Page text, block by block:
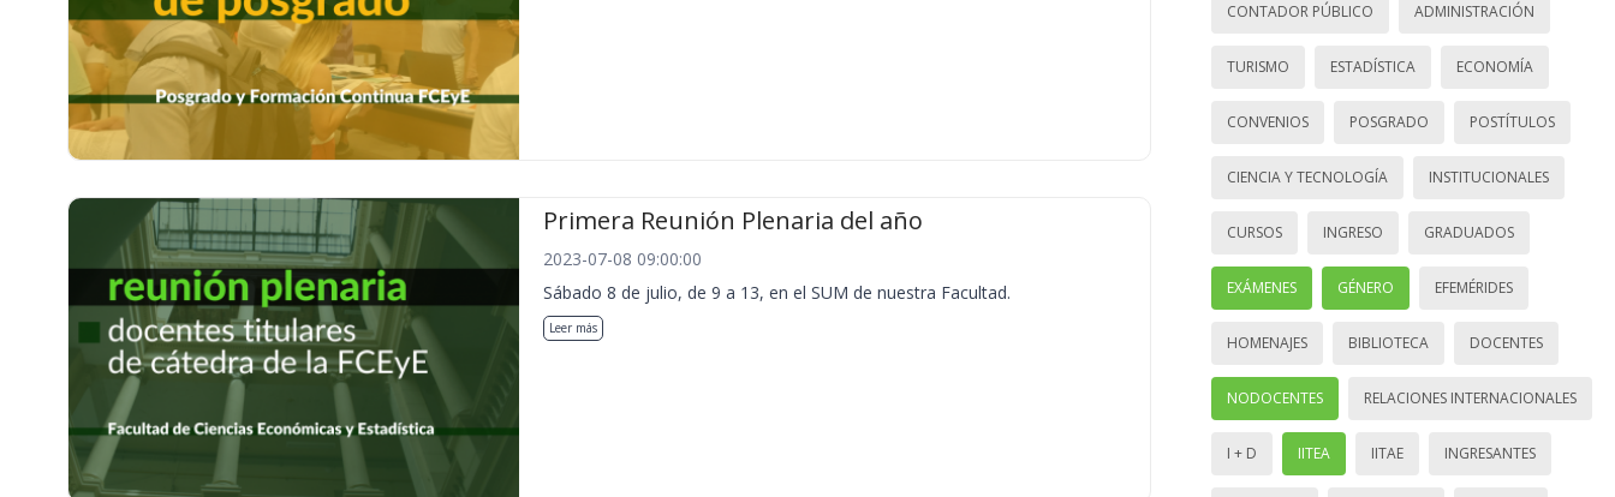
Primera Reunión Plenaria del año
2023-07-08 09:00:00
Sábado 8 de julio, de 9 a 13, en el SUM de nuestra Facultad.
Leer más
CONTADOR PÚBLICO ADMINISTRACIÓN
TURISMO ESTADÍSTICA ECONOMÍA
CONVENIOS POSGRADO POSTÍTULOS
CIENCIA Y TECNOLOGÍA INSTITUCIONALES
CURSOS INGRESO GRADUADOS
EXÁMENES GÉNERO EFEMÉRIDES
HOMENAJES BIBLIOTECA DOCENTES
NODOCENTES RELACIONES INTERNACIONALES
I + D IITEA IITAE INGRESANTES